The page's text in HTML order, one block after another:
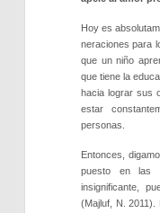
Hoy es
neraciones para
que un niño
que tiene la
ha­cia lograr sus
es­tar
personas.
Entonces,
puesto en las
insignifican­te,
(Majluf, N.